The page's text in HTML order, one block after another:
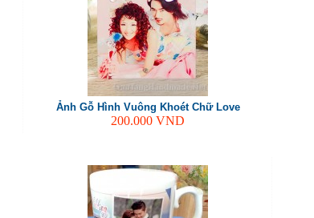
Ảnh Gỗ Hình Vuông Khoét Chữ Love
200.000 VND